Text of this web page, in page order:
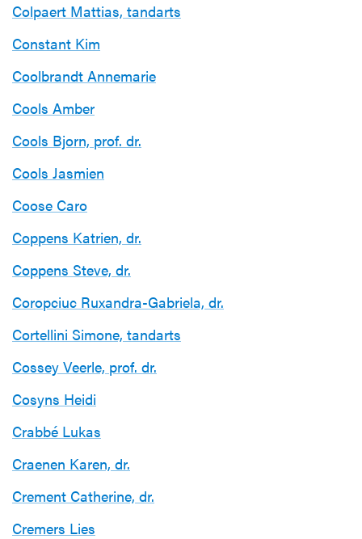
Colpaert Mattias, tandarts
Constant Kim
Coolbrandt Annemarie
Cools Amber
Cools Bjorn, prof. dr.
Cools Jasmien
Coose Caro
Coppens Katrien, dr.
Coppens Steve, dr.
Coropciuc Ruxandra-Gabriela, dr.
Cortellini Simone, tandarts
Cossey Veerle, prof. dr.
Cosyns Heidi
Crabbé Lukas
Craenen Karen, dr.
Crement Catherine, dr.
Cremers Lies